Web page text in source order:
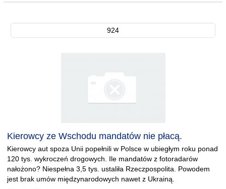
924
Kierowcy ze Wschodu mandatów nie płacą.
Kierowcy aut spoza Unii popełnili w Polsce w ubiegłym roku ponad
120 tys. wykroczeń drogowych. Ile mandatów z fotoradarów
nałożono? Niespełna 3,5 tys. ustaliła Rzeczpospolita. Powodem
jest brak umów międzynarodowych nawet z Ukrainą.